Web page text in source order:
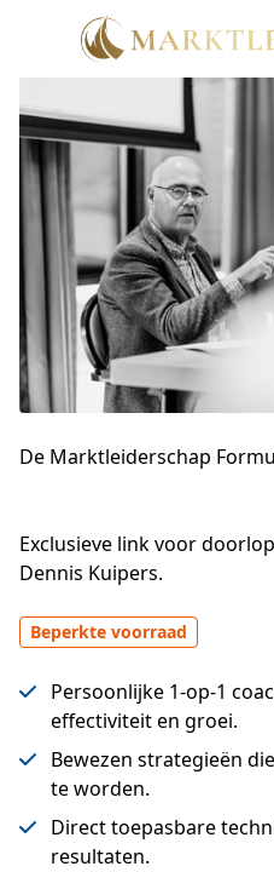
De Marktleiderschap
Exclusieve link voor
Dennis Kuipers.
Beperkte voorraad
Persoonlijke 1-op-1
effectiviteit en groei.
Bewezen strategieën
te worden.
Direct toepasbare
resultaten.